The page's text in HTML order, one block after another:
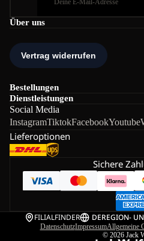
Über uns
Bestellungen
Dienstleistungen
Social Media
InstagramTiktokFacebookYoutube
Lieferoptionen
Sichere
FILIALFINDER DEREGION-
DatenschutzImpressumAllgemeine
© 2026 Jack